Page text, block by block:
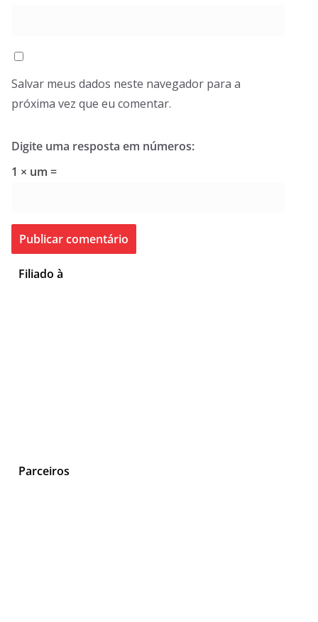
Salvar meus dados neste navegador para a
próxima vez que eu comentar.
Digite uma resposta em números:
1 × um =
Filiado à
Parceiros